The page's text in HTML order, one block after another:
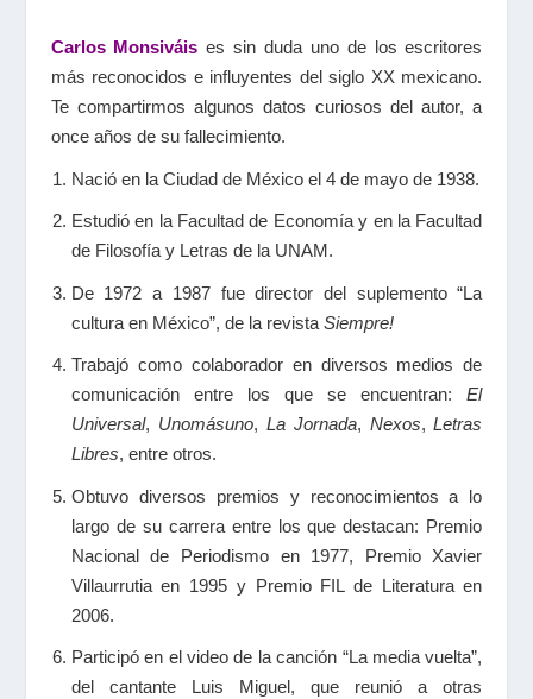
Carlos Monsiváis es sin duda uno de los escritores
más reconocidos e influyentes del siglo XX mexicano.
Te compartirmos algunos datos curiosos del autor, a
once años de su fallecimiento.
Nació en la Ciudad de México el 4 de mayo de 1938.
Estudió en la Facultad de Economía y en la Facultad
de Filosofía y Letras de la UNAM.
De 1972 a 1987 fue director del suplemento “La
cultura en México”, de la revista Siempre!
Trabajó como colaborador en diversos medios de
comunicación entre los que se encuentran:El
Universal, Unomásuno, La Jornada, Nexos,Letras
Libres, entre otros.
Obtuvo diversos premios y reconocimientos a lo
largo de su carrera entre los que destacan: Premio
Nacional de Periodismo en 1977, Premio Xavier
Villaurrutia en 1995 y Premio FIL de Literatura en
2006.
Participó en el video de la canción “La media vuelta”,
del cantante Luis Miguel, que reunió a otras